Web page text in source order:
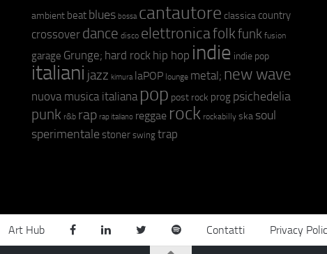
ambient beat blues bossa cantautore classica country
crossover dance disco elettronicafolkfunk fusion
garage Grunge; hard rock hip hop indie indie pop
italiani jazz kimura laPOP lounge metal; new wave
nuova musica italiana pop post rock prog psichedelia
punk r&b rap rap italiano reggae rock rockabilly ska soul
sperimentale stoner swing trap
Art Hub Contatti Privacy